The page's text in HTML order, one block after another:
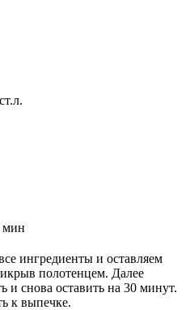
ст.л.
мин
ингредиенты и оставляем
полотенцем. Далее
и снова оставить на 30 минут.
к выпечке.